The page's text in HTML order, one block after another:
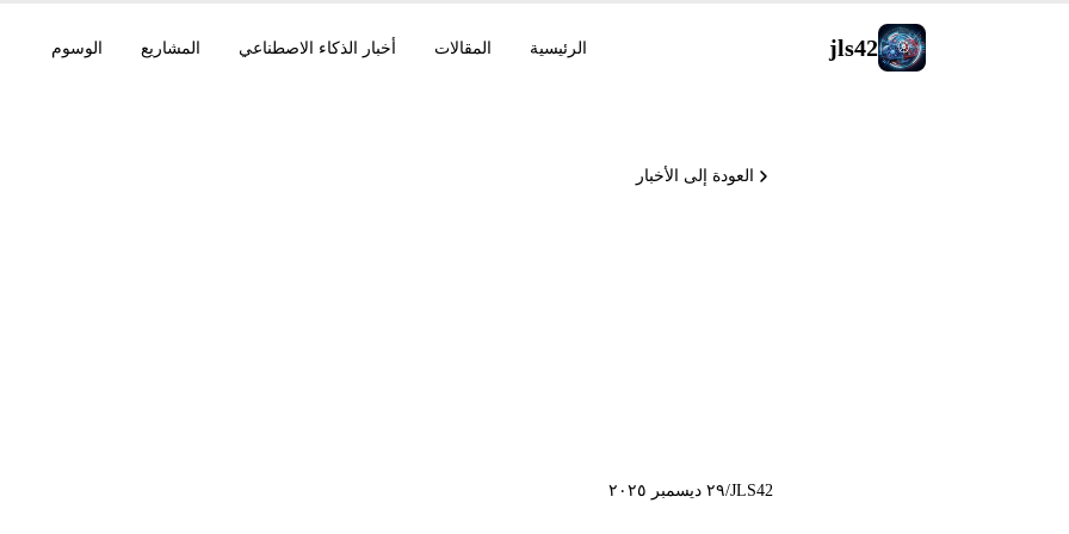
jls42 الرئيسية المقالات أخبار الذكاء الاصطناعي المشاريع الوسوم
العودة إلى الأخبار
JLS42
/٢٩ ديسمبر ٢٠٢٥